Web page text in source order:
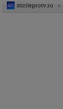
stirileprotv.ro